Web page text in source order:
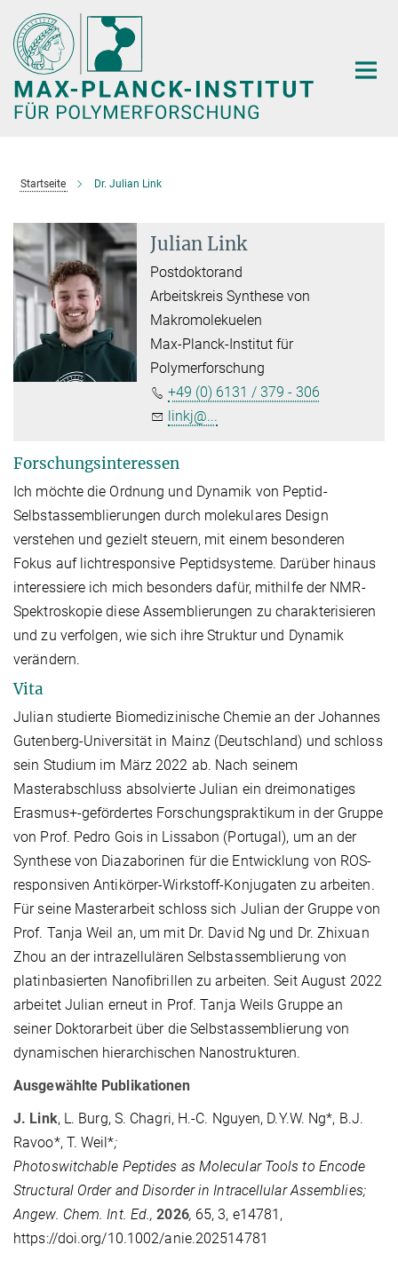
Hauptinhalt
Startseite Dr. Julian Link
Julian Link
Postdoktorand
Arbeitskreis Synthese von
Makromolekuelen
Max-Planck-Institut für
Polymerforschung
+49 (0) 6131 / 379 - 306
linkj@...
Forschungsinteressen
Ich möchte die Ordnung und Dynamik von Peptid-
Selbstassemblierungen durch molekulares Design
verstehen und gezielt steuern, mit einem besonderen
Fokus auf lichtresponsive Peptidsysteme. Darüber hinaus
interessiere ich mich besonders dafür, mithilfe der NMR-
Spektroskopie diese Assemblierungen zu charakterisieren
und zu verfolgen, wie sich ihre Struktur und Dynamik
verändern.
Vita
Julian studierte Biomedizinische Chemie an der Johannes
Gutenberg-Universität in Mainz (Deutschland) und schloss
sein Studium im März 2022 ab. Nach seinem
Masterabschluss absolvierte Julian ein dreimonatiges
Erasmus+-gefördertes Forschungspraktikum in der Gruppe
von Prof. Pedro Gois in Lissabon (Portugal), um an der
Synthese von Diazaborinen für die Entwicklung von ROS-
responsiven Antikörper-Wirkstoff-Konjugaten zu arbeiten.
Für seine Masterarbeit schloss sich JulianderGruppe von
Prof. Tanja Weil an, um mit Dr. David Ng und Dr. Zhixuan
Zhou an der intrazellulären Selbstassemblierung von
platinbasierten Nanofibrillen zu arbeiten.Seit August 2022
arbeitetJulian erneut in Prof. Tanja Weils Gruppe an
seinerDoktorarbeit über die Selbstassemblierung von
dynamischen hierarchischen Nanostrukturen.
Ausgewählte Publikationen
J. Link, L. Burg, S. Chagri, H.-C. Nguyen, D.Y.W. Ng*, B.J.
Ravoo*, T. Weil*;
Photoswitchable Peptides as Molecular Tools to Encode
Structural Order and Disorder in Intracellular Assemblies;
Angew. Chem. Int. Ed.,2026, 65, 3, e14781,
https://doi.org/10.1002/anie.202514781